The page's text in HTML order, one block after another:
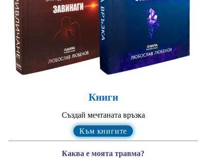
Книги
Създай мечтаната връзка
Към книгите
Каква е моята травма?